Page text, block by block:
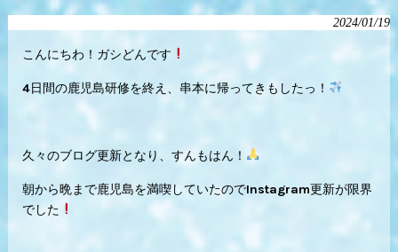
2024/01/19
こんにちわ！ガシどんです
4日間の鹿児島研修を終え、串本に帰ってきもしたっ！
久々のブログ更新となり、すんもはん！
朝から晩まで鹿児島を満喫していたのでInstagram更新が限界
でした